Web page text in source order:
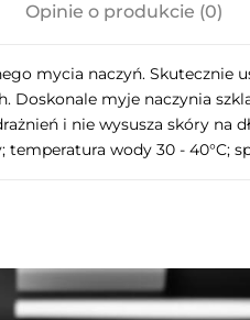
płatności
Opinie o produkcie (0)
mycia naczyń. Skutecznie
myje naczynia
i nie wysusza skóry
temperatura wody 30 -